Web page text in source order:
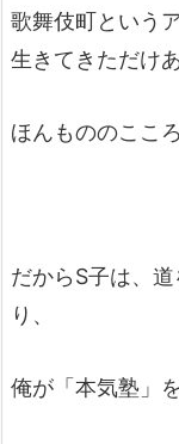
歌舞伎町という
生きてきただけあ
ほんもののここ
だからS子は、
り、
俺が「本気塾」